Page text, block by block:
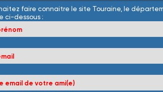
faire connaitre le site Touraine, le
ci-dessous :